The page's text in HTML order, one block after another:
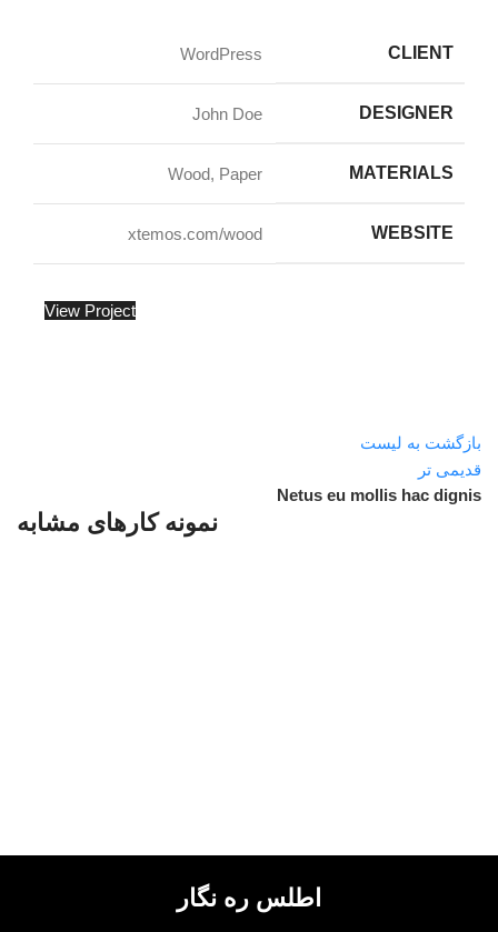
CLIENT
WordPress
DESIGNER
John Doe
MATERIALS
Wood, Paper
WEBSITE
xtemos.com/wood
View Project
بازگشت به لیست
قدیمی تر
Netus eu mollis hac dignis
نمونه کارهای مشابه
اطلس ره نگار